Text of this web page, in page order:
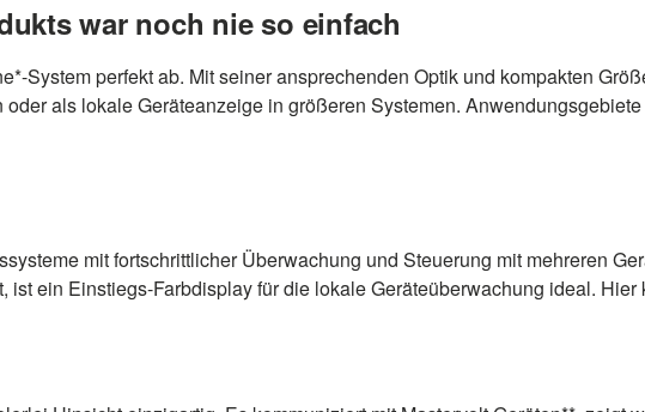
war noch nie so einfach
System perfekt ab. Mit seiner ansprechenden Optik und kompakten
als lokale Geräteanzeige in größeren Systemen.
mit fortschrittlicher Überwachung und Steuerung mit mehreren
ein Einstiegs-Farbdisplay für die lokale Geräteüberwachung ideal.